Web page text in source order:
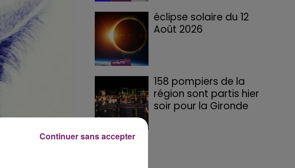
éclipse solaire du 12
Août 2026
158 pompiers de la
région sont partis hier
soir pour la Gironde
Continuer sans accepter